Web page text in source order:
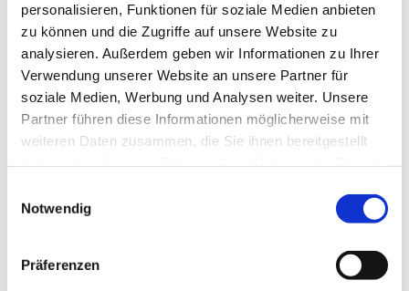
personalisieren, Funktionen für soziale Medien anbieten
zu können und die Zugriffe auf unsere Website zu
analysieren. Außerdem geben wir Informationen zu Ihrer
Verwendung unserer Website an unsere Partner für
soziale Medien, Werbung und Analysen weiter. Unsere
Partner führen diese Informationen möglicherweise mit
weiteren Daten zusammen, die Sie ihnen bereitgestellt
Notwendig
Präferenzen